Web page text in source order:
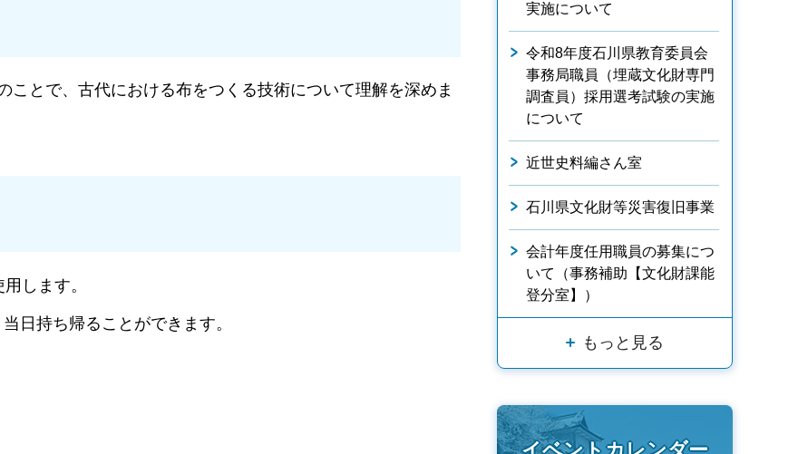
とで、古代における布をつくる技術について理解を深めま
します。
日持ち帰ることができます。
実施について
令和8年度石川県教育委員会
事務局職員（埋蔵文化財専門
調査員）採用選考試験の実施
について
近世史料編さん室
石川県文化財等災害復旧事業
会計年度任用職員の募集につ
いて（事務補助【文化財課能
登分室】）
もっと見る